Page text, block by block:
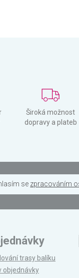
Široká možnost
dopravy a plateb
se zpracováním
trasy balíku
objednávky